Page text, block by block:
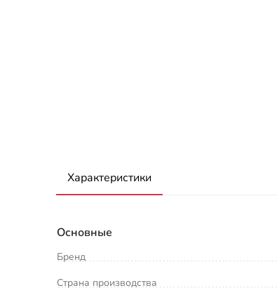
Характеристики
Основные
Бренд
Страна производства